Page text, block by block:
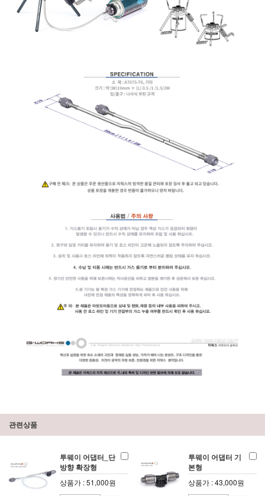
관련상품
투웨이 어댑터_단
방향 확장형
상품가 : 51,000원
투웨이 어댑터 기
본형
상품가 : 43,000원